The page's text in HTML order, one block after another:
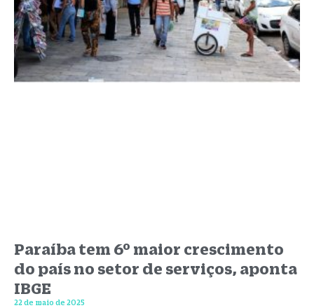
Paraíba tem 6º maior crescimento
do país no setor de serviços, aponta
IBGE
22 de maio de 2025